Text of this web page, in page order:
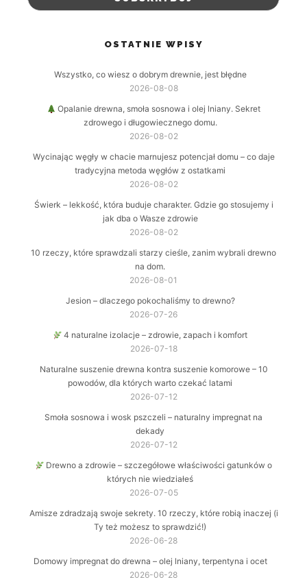
OSTATNIE WPISY
Wszystko, co wiesz o dobrym drewnie, jest błędne
2026-08-08
Opalanie drewna, smoła sosnowa i olej lniany. Sekret
zdrowego i długowiecznego domu.
2026-08-02
Wycinając węgły w chacie marnujesz potencjał domu – co daje
tradycyjna metoda węgłów z ostatkami
2026-08-02
Świerk – lekkość, która buduje charakter. Gdzie go stosujemy i
jak dba o Wasze zdrowie
2026-08-02
10 rzeczy, które sprawdzali starzy cieśle, zanim wybrali drewno
na dom.
2026-08-01
Jesion – dlaczego pokochaliśmy to drewno?
2026-07-26
4 naturalne izolacje – zdrowie, zapach i komfort
2026-07-18
Naturalne suszenie drewna kontra suszenie komorowe – 10
powodów, dla których warto czekać latami
2026-07-12
Smoła sosnowa i wosk pszczeli – naturalny impregnat na
dekady
2026-07-12
Drewno a zdrowie – szczegółowe właściwości gatunków o
których nie wiedziałeś
2026-07-05
Amisze zdradzają swoje sekrety. 10 rzeczy, które robią inaczej (i
Ty też możesz to sprawdzić!)
2026-06-28
Domowy impregnat do drewna – olej lniany, terpentyna i ocet
2026-06-28